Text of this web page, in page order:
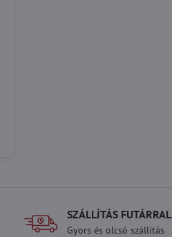
SZÁLLÍTÁS FUTÁRRAL
Gyors és olcsó szállítás